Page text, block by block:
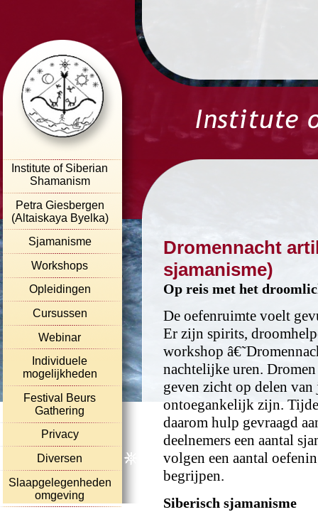
Institute of Siberian
Shamanism
Petra Giesbergen
(Altaiskaya Byelka)
Sjamanisme
Workshops
Opleidingen
Cursussen
Webinar
Individuele
mogelijkheden
Festival Beurs
Gathering
Privacy
Diversen
Slaapgelegenheden
omgeving
Dromennacht
sjamanisme)
Op reis met het
De oefenruimte voelt
Er zijn spirits,
workshop
nachtelijke uren.
geven zicht op delen
ontoegankelijk zijn.
daarom hulp gevraagd
deelnemers een aantal
volgen een aantal
begrijpen.
Siberisch sjamanisme